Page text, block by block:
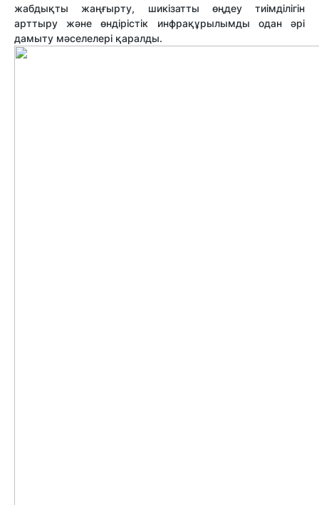
жабдықты жаңғырту, шикізатты өңдеу тиімділігін
арттыру және өндірістік инфрақұрылымды одан әрі
дамыту мәселелері қаралды.